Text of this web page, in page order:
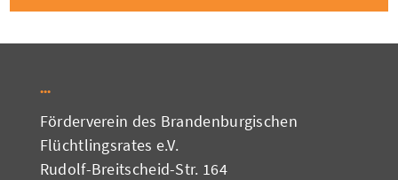
Förderverein des Brandenburgischen
Flüchtlingsrates e.V.
Rudolf-Breitscheid-Str. 164